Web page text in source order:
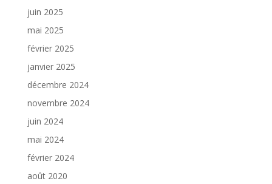
juin 2025
mai 2025
février 2025
janvier 2025
décembre 2024
novembre 2024
juin 2024
mai 2024
février 2024
août 2020